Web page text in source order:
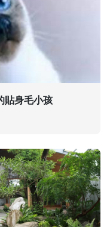
貼身毛小孩